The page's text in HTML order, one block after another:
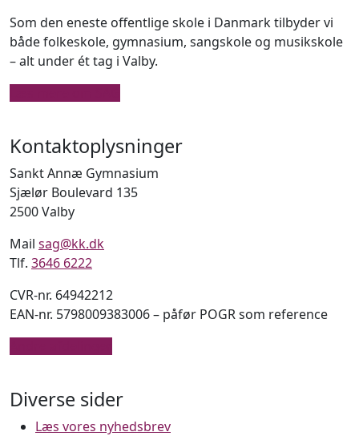
Som den eneste offentlige skole i Danmark tilbyder vi
både folkeskole, gymnasium, sangskole og musikskole
– alt under ét tag i Valby.
Kontaktoplysninger
Sankt Annæ Gymnasium
Sjælør Boulevard 135
2500 Valby
Mail sag@kk.dk
Tlf. 3646 6222
CVR-nr. 64942212
EAN-nr. 5798009383006 – påfør POGR som reference
Diverse sider
Læs vores nyhedsbrev